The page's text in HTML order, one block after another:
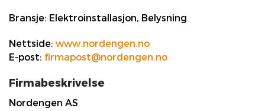
Bransje: Elektroinstallasjon, Belysning
Nettside: www.nordengen.no
E-post: firmapost@nordengen.no
Firmabeskrivelse
Nordengen AS